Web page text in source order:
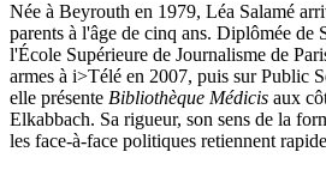
Née à Beyrouth en 1979, Léa Salamé
parents à l'âge de cinq ans. Diplômée de
l'École Supérieure de Journalisme de
armes à i>Télé en 2007, puis sur Public
elle présente Bibliothèque Médicis aux
Elkabbach. Sa rigueur, son sens de la
les face-à-face politiques retiennent